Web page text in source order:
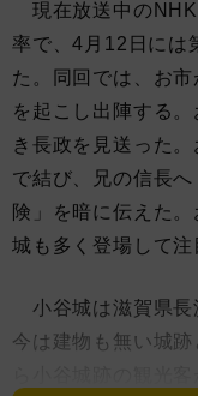
現在放送中のNHK
率で、4月12日には
た。同回では、お
を起こし出陣する
き長政を見送った
で結び、兄の信長
険」を暗に伝えた
城も多く登場して注
小谷城は滋賀県長
今は建物も無い城